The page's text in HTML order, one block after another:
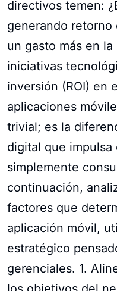
directivos temen:
generando
un gasto más en
iniciativas
inversión (ROI) en
aplicaciones
trivial; es la
digital que
simplemente
continuación,
factores que
aplicación móvil,
estratégico
gerenciales. 1.